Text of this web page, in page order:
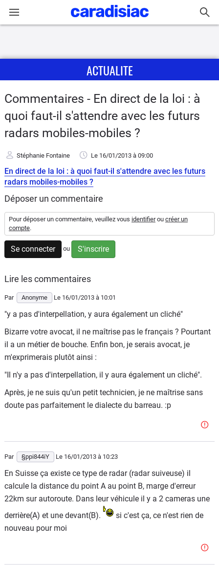
Actu
Essais
d'achat
Electriques
Utilitaires
Flottes
Auto
Forum
Moto
Marques
ACTUALITE
Commentaires - En direct de la loi : à
quoi faut-il s'attendre avec les futurs
radars mobiles-mobiles ?
Stéphanie Fontaine Le 16/01/2013 à 09:00
En direct de la loi : à quoi faut-il s'attendre avec les futurs
radars mobiles-mobiles ?
Déposer un commentaire
Pour déposer un commentaire, veuillez vous identifierou créer un
compte.
Se connecter ou S'inscrire
Lire les commentaires
Par Anonyme Le 16/01/2013 à 10:01
"y a pas d'interpellation, y aura également un cliché"
Bizarre votre avocat, il ne maîtrise pas le français ? Pourtant
il a un métier de bouche. Enfin bon, je serais avocat, je
m'exprimerais plutôt ainsi :
"Il n'y a pas d'interpellation, il y aura également un cliché".
Après, je ne suis qu'un petit technicien, je ne maîtrise sans
doute pas parfaitement le dialecte du barreau. :p
Par §ppi844iY Le 16/01/2013 à 10:23
En Suisse ça existe ce type de radar (radar suiveuse) il
calcule la distance du point A au point B, marge d'erreur
22km sur autoroute. Dans leur véhicule il y a 2 cameras une
derrière(A) et une devant(B).
si c'est ça, ce n'est rien de
nouveau pour moi